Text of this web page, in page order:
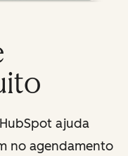
ajuda
no agendamento